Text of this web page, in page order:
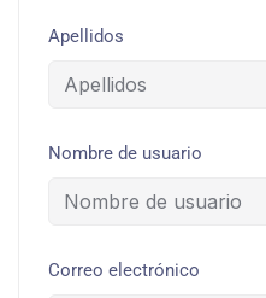
Apellidos
Nombre de usuario
Correo electrónico